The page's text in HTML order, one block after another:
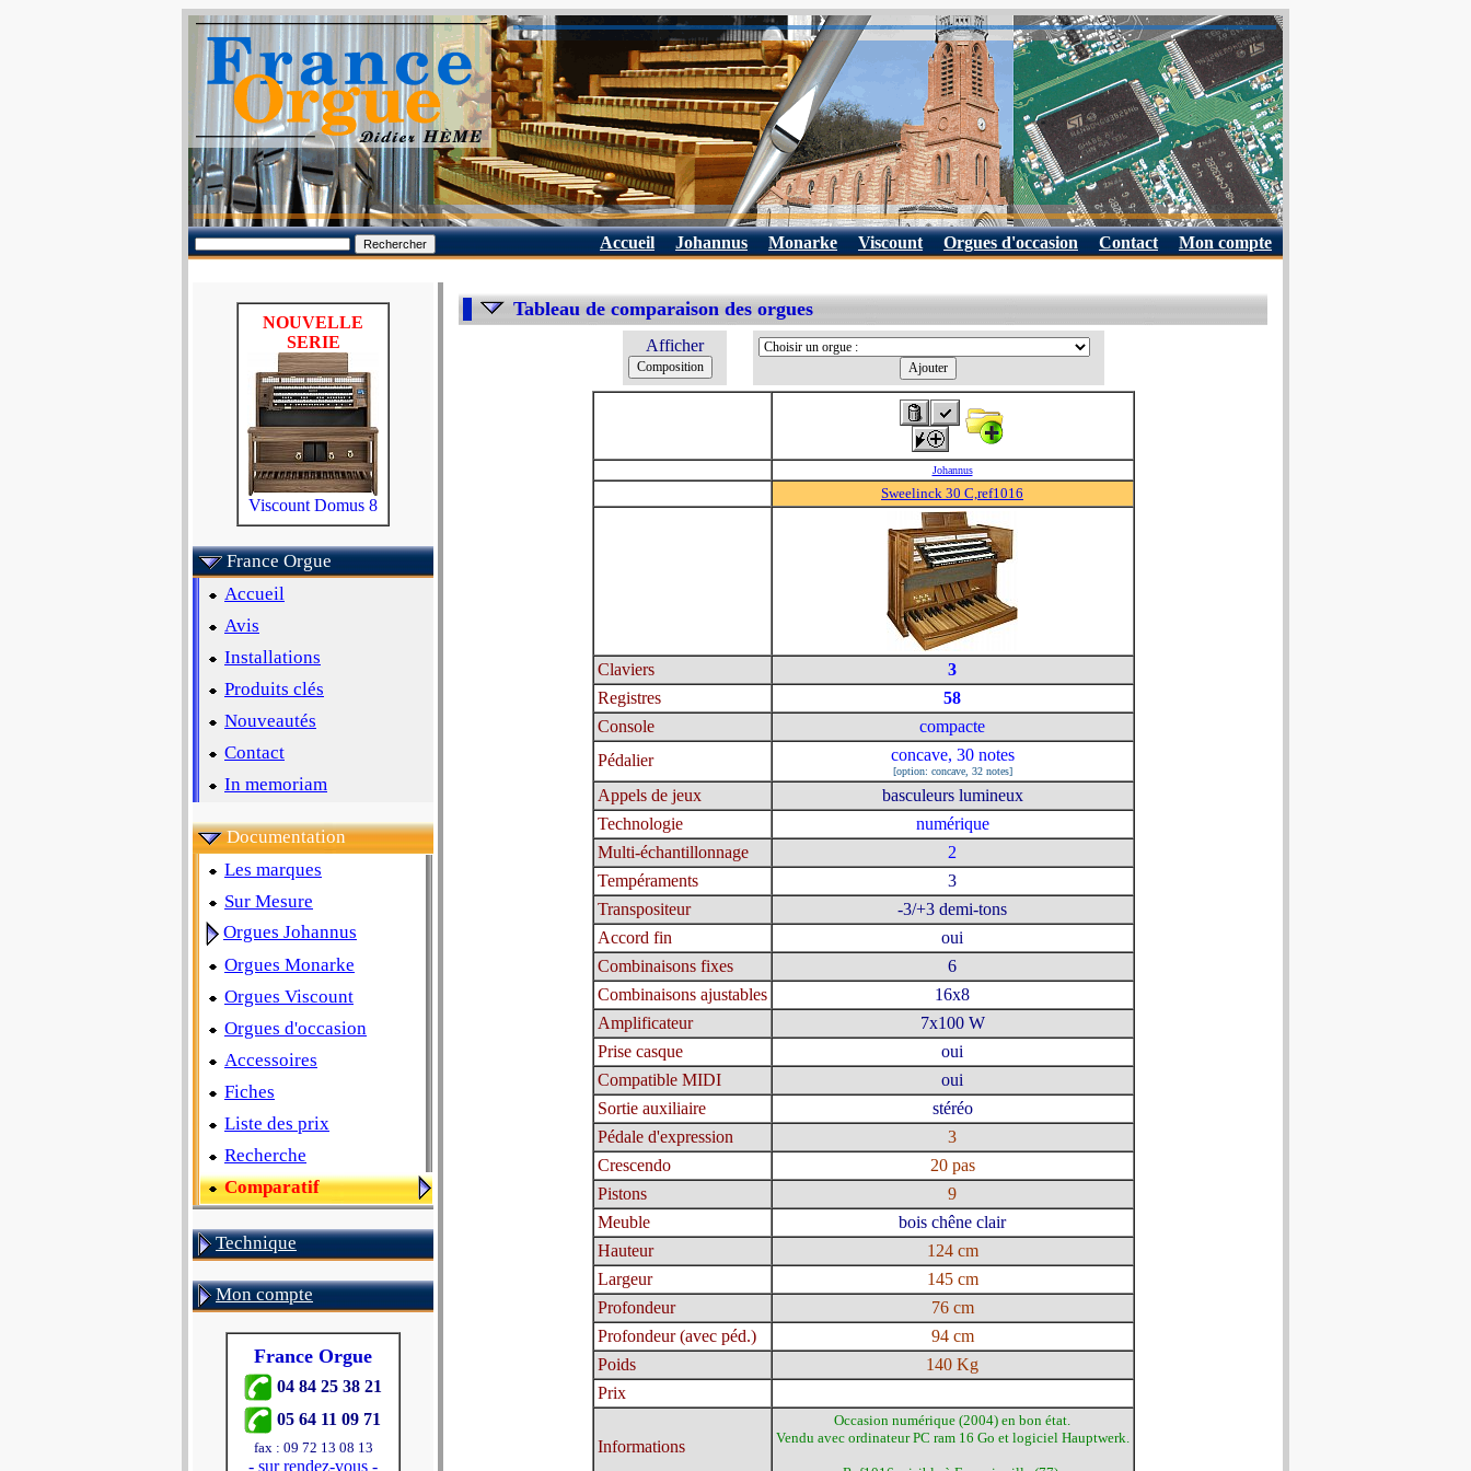
Accueil Johannus Monarke Viscount Orgues d'occasion Contact Mon compte
NOUVELLE
SERIE
Viscount Domus 8
France Orgue
Accueil
Avis
Installations
Produits clés
Nouveautés
Contact
In memoriam
Documentation
Les marques
Sur Mesure
Orgues Johannus
Orgues Monarke
Orgues Viscount
Orgues d'occasion
Accessoires
Fiches
Liste des prix
Recherche
Comparatif
Technique
Mon compte
France Orgue
04 84 25 38 21
05 64 11 09 71
fax : 09 72 13 08 13
- sur rendez-vous -
Tableau de comparaison des orgues
Afficher
Johannus
Sweelinck 30 C,ref1016
Claviers
3
Registres
58
Console
compacte
Pédalier
concave, 30 notes
[option: concave, 32 notes]
Appels de jeux
basculeurs lumineux
Technologie
numérique
Multi-échantillonnage
2
Tempéraments
3
Transpositeur
-3/+3 demi-tons
Accord fin
oui
Combinaisons fixes
6
Combinaisons ajustables
16x8
Amplificateur
7x100 W
Prise casque
oui
Compatible MIDI
oui
Sortie auxiliaire
stéréo
Pédale d'expression
3
Crescendo
20 pas
Pistons
9
Meuble
bois chêne clair
Hauteur
124 cm
Largeur
145 cm
Profondeur
76 cm
Profondeur (avec péd.)
94 cm
Poids
140 Kg
Prix
Informations
Occasion numérique (2004) en bon état.
Vendu avec ordinateur PC ram 16 Go et logiciel Hauptwerk.